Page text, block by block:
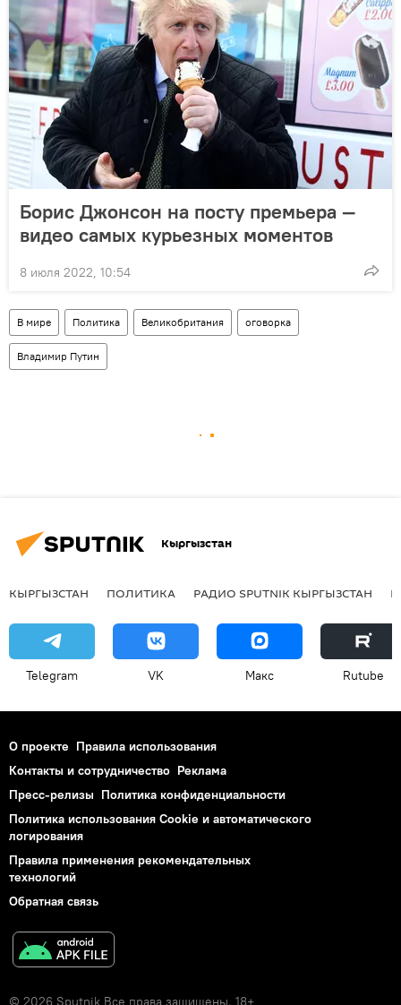
Борис Джонсон на посту премьера —
видео самых курьезных моментов
8 июля 2022, 10:54
В мире Политика Великобритания оговорка
Владимир Путин
Кыргызстан
КЫРГЫЗСТАН ПОЛИТИКА РАДИО SPUTNIK КЫРГЫЗСТАН
Telegram VK Макс Rutube
О проекте Правила использования
Контакты и сотрудничество Реклама
Пресс-релизы Политика конфиденциальности
Политика использования Cookie и автоматического
логирования
Правила применения рекомендательных
технологий
Обратная связь
© 2026 Sputnik Все права защищены. 18+